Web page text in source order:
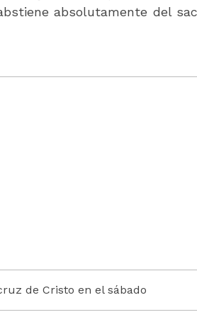
absolutamente del
de Cristo en el sábado